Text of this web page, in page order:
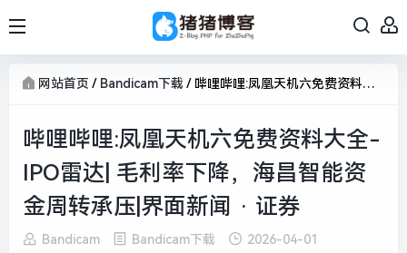
网站首页 / Bandicam下载 / 哔哩哔哩:凤凰天机六免费资料大全-IPO雷达| 毛利率下降，海昌智能资金周转承压|界面新闻 · 证券
哔哩哔哩:凤凰天机六免费资料大全-
IPO雷达| 毛利率下降，海昌智能资
金周转承压|界面新闻 · 证券
Bandicam Bandicam下载 2026-04-01